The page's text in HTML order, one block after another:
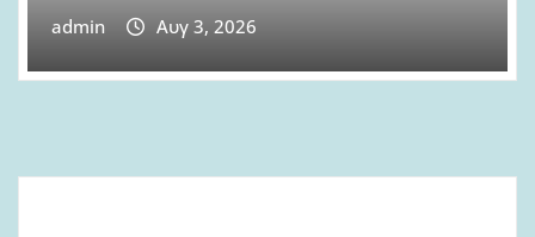
admin Αυγ 3, 2026